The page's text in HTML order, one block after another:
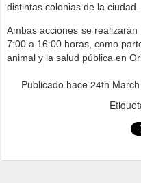
distintas colonias de la ciudad.
Ambas acciones se
7:00 a 16:00 horas, como
animal y la salud pública en
Publicado hace 24th March